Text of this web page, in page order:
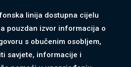
linija dostupna cijelu
pouzdan izvor informacija o
s obučenim osobljem,
savjete, informacije i